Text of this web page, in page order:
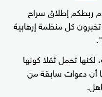
ربطكم إطلاق سراح
كل منظمة إرهابية
لكنها تحمل ثقلا كونها
أن دعوات سابقة من